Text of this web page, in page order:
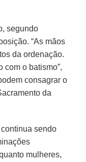
segundo
“As mãos
da ordenação.
com o batismo”,
consagrar o
da
sendo
mulheres,